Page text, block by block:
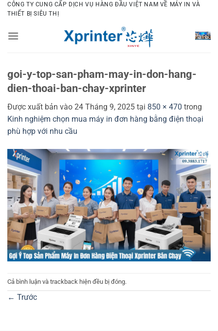
Bỏ
qua
dung
CÔNG TY CUNG CẤP DỊCH VỤ HÀNG ĐẦU VIỆT NAM VỀ MÁY IN VÀ
THIẾT BỊ SIÊU THỊ
goi-y-top-san-pham-may-in-don-hang-
dien-thoai-ban-chay-xprinter
Được xuất bản vào 24 Tháng 9, 2025 tại 850 × 470 trong
Kinh nghiệm chọn mua máy in đơn hàng bằng điện thoại
phù hợp với nhu cầu
Cả bình luận và trackback hiện đều bị đóng.
← Trước